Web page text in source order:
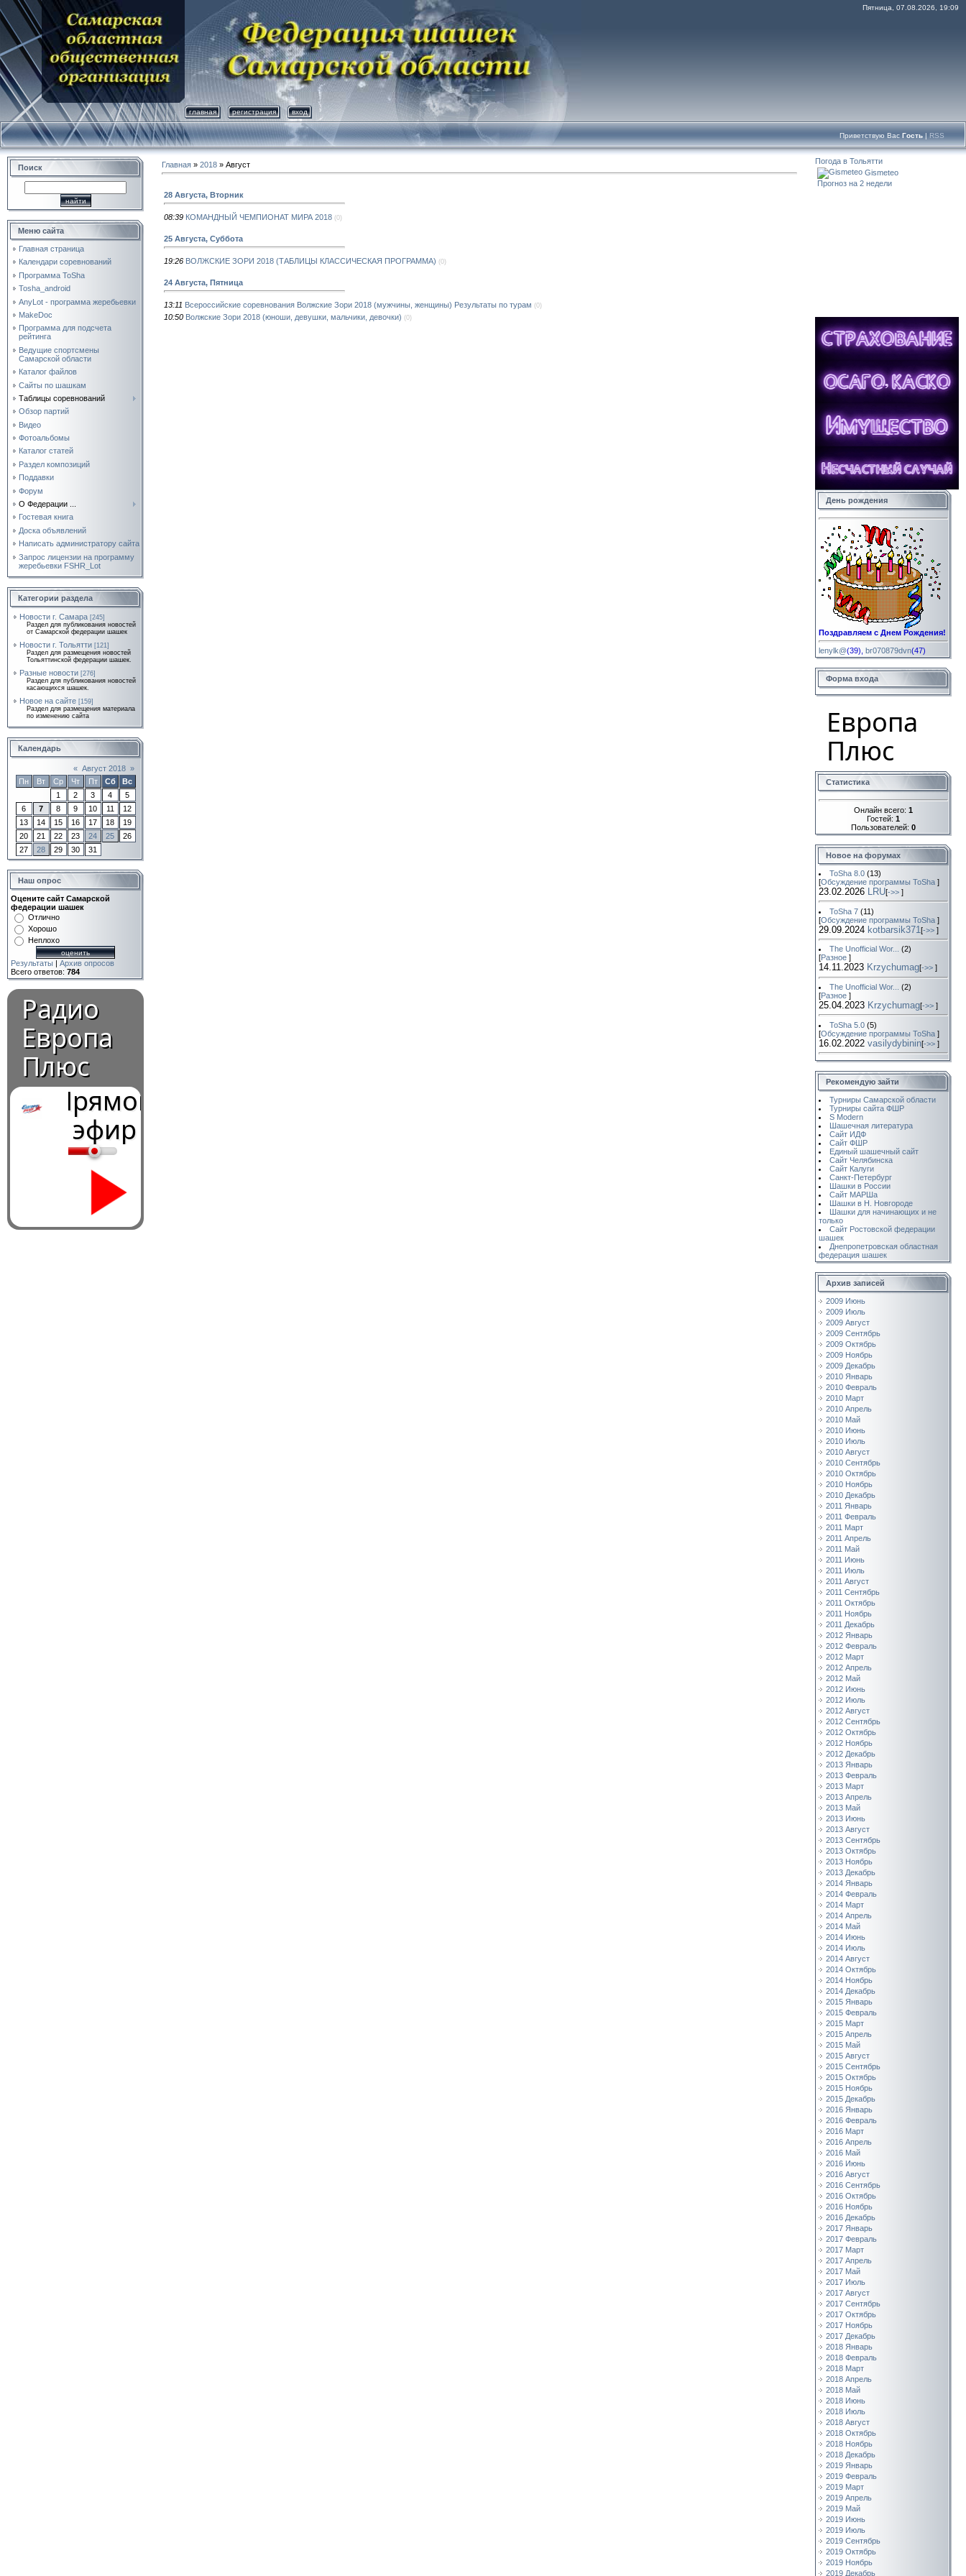
Пятница, 07.08.2026, 19:09
главная регистрация вход
Приветствую Вас Гость | RSS
Поиск
Меню сайта
Главная страница
Календари соревнований
Программа ToSha
Tosha_android
AnyLot - программа жеребьевки
MakeDoc
Программа для подсчета
рейтинга
Ведущие спортсмены
Самарской области
Каталог файлов
Сайты по шашкам
Таблицы соревнований
Обзор партий
Видео
Фотоальбомы
Каталог статей
Раздел композиций
Поддавки
Форум
О Федерации ...
Гостевая книга
Доска объявлений
Написать администратору сайта
Запрос лицензии на программу
жеребьевки FSHR_Lot
Категории раздела
Новости г. Самара [245]
Раздел для публикования новостей
от Самарской федерации шашек
Новости г. Тольятти [121]
Раздел для размещения новостей
Тольяттинской федерации шашек.
Разные новости [276]
Раздел для публикования новостей
касающихся шашек.
Новое на сайте [159]
Раздел для размещения материала
по изменению сайта
Календарь
« Август 2018 »
Пн
Вт Ср Чт Пт Сб
Вс
1
2 3 4
5
6
7 8 9 10 11
12
13
14 15 16 17 18
19
20
21 22 23 24 25
26
27
28 29 30 31
Наш опрос
Оцените сайт Самарской
федерации шашек
Отлично
Хорошо
Неплохо
Результаты | Архив опросов
Всего ответов: 784
Радио
Европа
Плюс
Прямой
эфир
Главная » 2018 » Август
28 Августа, Вторник
08:39 КОМАНДНЫЙ ЧЕМПИОНАТ МИРА 2018 (0)
25 Августа, Суббота
19:26 ВОЛЖСКИЕ ЗОРИ 2018 (ТАБЛИЦЫ КЛАССИЧЕСКАЯ ПРОГРАММА) (0)
24 Августа, Пятница
13:11 Всероссийские соревнования Волжские Зори 2018 (мужчины, женщины) Результаты по турам (0)
10:50 Волжские Зори 2018 (юноши, девушки, мальчики, девочки) (0)
Погода в Тольятти
Gismeteo
Прогноз на 2 недели
День рождения
Поздравляем с Днем Рождения!
lenylk@(39) br070879dvn(47)
Форма входа
Европа
Плюс
Статистика
Онлайн всего: 1
Гостей: 1
Пользователей: 0
Новое на форумах
ToSha 8.0 (13)
[Обсуждение программы ToSha ]
23.02.2026 LRU[->> ]
ToSha 7 (11)
[Обсуждение программы ToSha ]
29.09.2024 kotbarsik371[->> ]
The Unofficial Wor...
(2)
[Разное ]
14.11.2023 Krzychumag[->> ]
The Unofficial Wor...
(2)
[Разное ]
25.04.2023 Krzychumag[->> ]
ToSha 5.0 (5)
[Обсуждение программы ToSha ]
16.02.2022 vasilydybinin[->> ]
Рекомендую зайти
Турниры Самарской области
Турниры сайта ФШР
S Modern
Шашечная литература
Сайт ИДФ
Сайт ФШР
Единый шашечный сайт
Сайт Челябинска
Сайт Калуги
Санкт-Петербург
Шашки в России
Сайт МАРШа
Шашки в Н. Новгороде
Шашки для начинающих и не
только
Сайт Ростовской федерации
шашек
Днепропетровская областная
федерация шашек
Архив записей
2009 Июнь
2009 Июль
2009 Август
2009 Сентябрь
2009 Октябрь
2009 Ноябрь
2009 Декабрь
2010 Январь
2010 Февраль
2010 Март
2010 Апрель
2010 Май
2010 Июнь
2010 Июль
2010 Август
2010 Сентябрь
2010 Октябрь
2010 Ноябрь
2010 Декабрь
2011 Январь
2011 Февраль
2011 Март
2011 Апрель
2011 Май
2011 Июнь
2011 Июль
2011 Август
2011 Сентябрь
2011 Октябрь
2011 Ноябрь
2011 Декабрь
2012 Январь
2012 Февраль
2012 Март
2012 Апрель
2012 Май
2012 Июнь
2012 Июль
2012 Август
2012 Сентябрь
2012 Октябрь
2012 Ноябрь
2012 Декабрь
2013 Январь
2013 Февраль
2013 Март
2013 Апрель
2013 Май
2013 Июнь
2013 Август
2013 Сентябрь
2013 Октябрь
2013 Ноябрь
2013 Декабрь
2014 Январь
2014 Февраль
2014 Март
2014 Апрель
2014 Май
2014 Июнь
2014 Июль
2014 Август
2014 Октябрь
2014 Ноябрь
2014 Декабрь
2015 Январь
2015 Февраль
2015 Март
2015 Апрель
2015 Май
2015 Август
2015 Сентябрь
2015 Октябрь
2015 Ноябрь
2015 Декабрь
2016 Январь
2016 Февраль
2016 Март
2016 Апрель
2016 Май
2016 Июнь
2016 Август
2016 Сентябрь
2016 Октябрь
2016 Ноябрь
2016 Декабрь
2017 Январь
2017 Февраль
2017 Март
2017 Апрель
2017 Май
2017 Июль
2017 Август
2017 Сентябрь
2017 Октябрь
2017 Ноябрь
2017 Декабрь
2018 Январь
2018 Февраль
2018 Март
2018 Апрель
2018 Май
2018 Июнь
2018 Июль
2018 Август
2018 Октябрь
2018 Ноябрь
2018 Декабрь
2019 Январь
2019 Февраль
2019 Март
2019 Апрель
2019 Май
2019 Июнь
2019 Июль
2019 Сентябрь
2019 Октябрь
2019 Ноябрь
2019 Декабрь